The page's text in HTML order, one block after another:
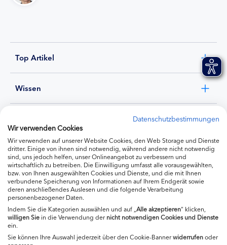
Top Artikel
Wissen
Ernährung
Produkte
Datenschutzbestimmungen
Wir verwenden Cookies
Wir verwenden auf unserer Website Cookies, den Web Storage und Dienste
dritter. Einige von ihnen sind notwendig, während andere nicht notwendig
sind, uns jedoch helfen, unser Onlineangebot zu verbessern und
wirtschaftlich zu betreiben. Die Einwilligung umfasst alle vorausgewählten,
bzw. von Ihnen ausgewählten Cookies und Dienste, und die mit Ihnen
verbundene Speicherung von Informationen auf Ihrem Endgerät sowie
deren anschließendes Auslesen und die folgende Verarbeitung
personenbezogener Daten.
Indem Sie die Kategorien auswählen und auf „ Alle akzeptieren“ klicken,
willigenSie in die Verwendung dernicht notwendigen Cookies und Dienste
ein.
Sie können Ihre Auswahl jederzeit über den Cookie-Bannerwiderrufenoder